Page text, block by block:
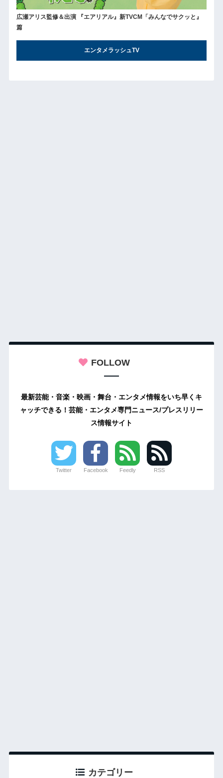
広瀬アリス監修＆出演 『エアリアル』新TVCM「みんなでサクッと』
篇
エンタメラッシュTV
FOLLOW
最新芸能・音楽・映画・舞台・エンタメ情報をいち早くキ
ャッチできる！芸能・エンタメ専門ニュース/プレスリリー
ス情報サイト
Twitter Facebook Feedly RSS
カテゴリー